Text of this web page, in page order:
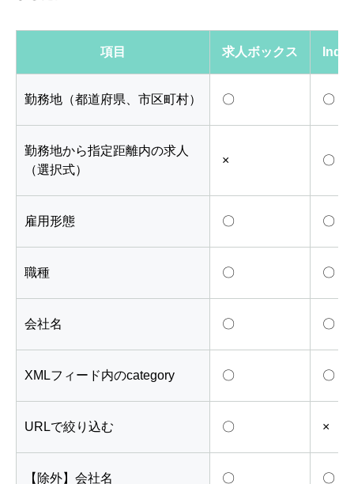
項目 求人ボックス
勤務地（都道府県、市区町村） 〇 〇
勤務地から指定距離内の求人
（選択式）
× 〇
雇用形態 〇 〇
職種 〇 〇
会社名 〇 〇
XMLフィード内のcategory 〇 〇
URLで絞り込む 〇 ×
【除外】会社名 〇 〇